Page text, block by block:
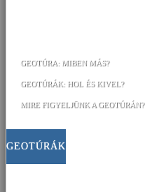
GEOTÚRÁK
GEOTÚRA: MIBEN MÁS?
GEOTÚRÁK: HOL ÉS KIVEL?
MIRE FIGYELJÜNK A GEOTÚRÁN?